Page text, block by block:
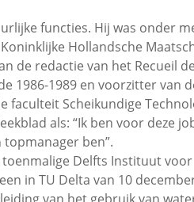
functies. Hij was onder
Hollandsche
de redactie van het Recueil
1986-1989 en voorzitter van
faculteit Scheikundige
als: “Ik ben voor deze
ben”.
Delfts Instituut voor
in TU Delta van 10